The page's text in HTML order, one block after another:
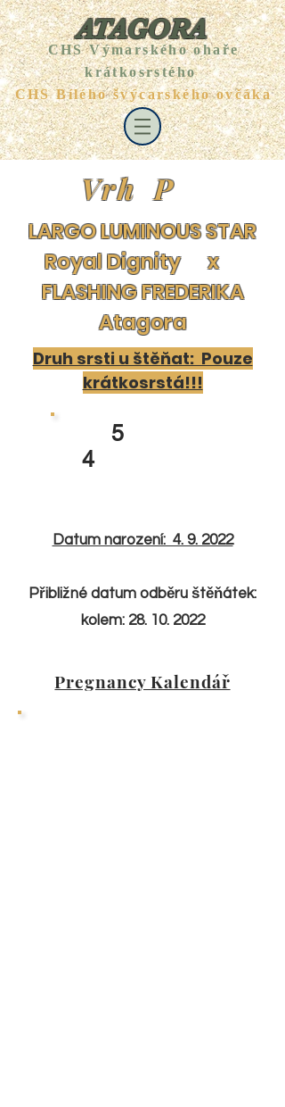
ATAGORA
CHS Výmarského ohaře
krátkosrstého
CHS Bílého švýcarského ovčáka
Vrh P
LARGO LUMINOUS STAR
Royal Dignity x
FLASHING FREDERIKA
Atagora
Druh srsti u štěňat: Pouze
krátkosrstá!!!
5
4
Datum narození: 4. 9. 2022
Přibližné datum odběru štěňátek:
kolem: 28. 10. 2022
Pregnancy Kalendář